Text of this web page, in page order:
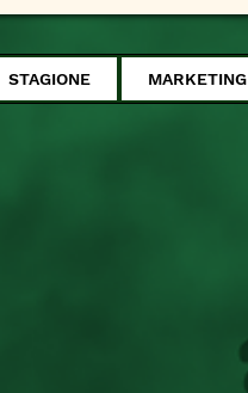
STAGIONE MARKETING